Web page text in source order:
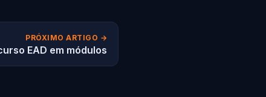
PRÓXIMO ARTIGO →
EAD em módulos